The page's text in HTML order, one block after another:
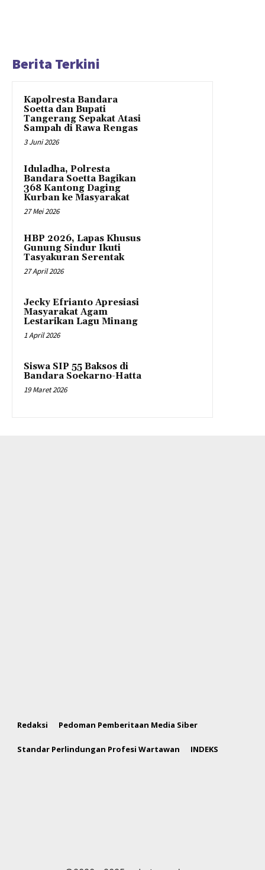
Berita Terkini
Kapolresta Bandara
Soetta dan Bupati
Tangerang Sepakat Atasi
Sampah di Rawa Rengas
3 Juni 2026
Iduladha, Polresta
Bandara Soetta Bagikan
368 Kantong Daging
Kurban ke Masyarakat
27 Mei 2026
HBP 2026, Lapas Khusus
Gunung Sindur Ikuti
Tasyakuran Serentak
27 April 2026
Jecky Efrianto Apresiasi
Masyarakat Agam
Lestarikan Lagu Minang
1 April 2026
Siswa SIP 55 Baksos di
Bandara Soekarno-Hatta
19 Maret 2026
Redaksi Pedoman Pemberitaan Media Siber
Standar Perlindungan Profesi Wartawan INDEKS